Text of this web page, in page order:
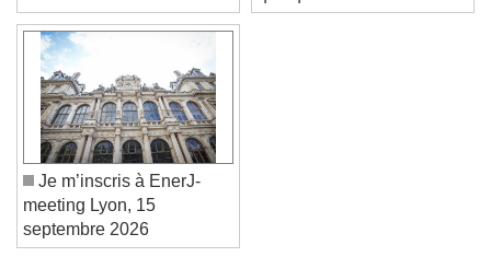
quelques minutes
Je m’inscris à EnerJ-
meeting Lyon, 15
septembre 2026